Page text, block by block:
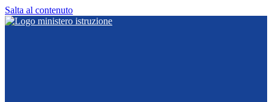
Salta al contenuto